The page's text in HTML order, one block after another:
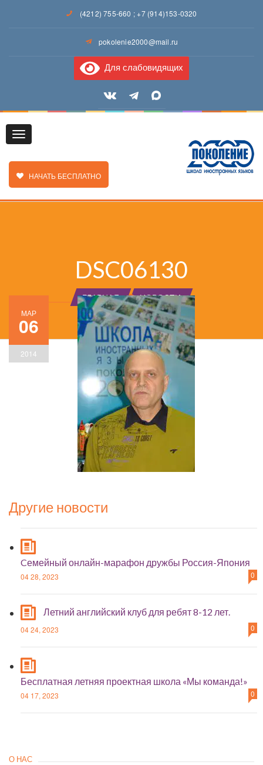
(4212) 755-660 ;+7 (914)153-0320
pokolenie2000@mail.ru
Для слабовидящих
Toggle
ЗАКАЗАТЬ ЗВОНОК
НАЧАТЬ БЕСПЛАТНО
DSC06130
ГЛАВНАЯ НОВОСТИ
МАР
06
2014
Другие новости
Cемейный онлайн-марафон дружбы Россия-Япония
04 28, 2023 0
Летний английский клуб для ребят 8-12 лет.
04 24, 2023 0
Бесплатная летняя проектная школа «Мы команда!»
04 17, 2023 0
О НАС